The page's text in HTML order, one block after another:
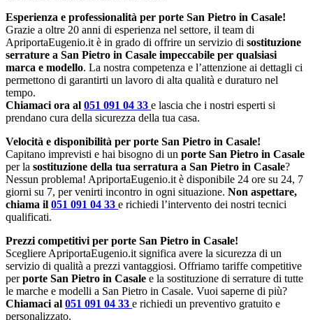
Esperienza e professionalità per porte San Pietro in Casale!
Grazie a oltre 20 anni di esperienza nel settore, il team di
ApriportaEugenio.it è in grado di offrire un servizio di sostituzione
serrature a San Pietro in Casale impeccabile per qualsiasi
marca e modello. La nostra competenza e l’attenzione ai dettagli ci
permettono di garantirti un lavoro di alta qualità e duraturo nel
tempo.
Chiamaci ora al 051 091 04 33 e lascia che i nostri esperti si
prendano cura della sicurezza della tua casa.
Velocità e disponibilità per porte San Pietro in Casale!
Capitano imprevisti e hai bisogno di un porte San Pietro in Casale
per la sostituzione della tua serratura a San Pietro in Casale?
Nessun problema! ApriportaEugenio.it è disponibile 24 ore su 24, 7
giorni su 7, per venirti incontro in ogni situazione. Non aspettare,
chiama il 051 091 04 33 e richiedi l’intervento dei nostri tecnici
qualificati.
Prezzi competitivi per porte San Pietro in Casale!
Scegliere ApriportaEugenio.it significa avere la sicurezza di un
servizio di qualità a prezzi vantaggiosi. Offriamo tariffe competitive
perporte San Pietro in Casale e la sostituzione di serrature di tutte
le marche e modelli a San Pietro in Casale. Vuoi saperne di più?
Chiamaci al 051 091 04 33 e richiedi un preventivo gratuito e
personalizzato.